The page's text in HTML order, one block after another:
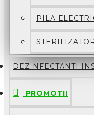
PILA
DEZINFECTANTI
PROMOTII